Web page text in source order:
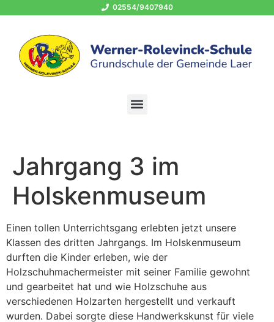
02554/9407940
Jahrgang 3 im
Holskenmuseum
Einen tollen Unterrichtsgang erlebten jetzt unsere
Klassen des dritten Jahrgangs. Im Holskenmuseum
durften die Kinder erleben, wie der
Holzschuhmachermeister mit seiner Familie gewohnt
und gearbeitet hat und wie Holzschuhe aus
verschiedenen Holzarten hergestellt und verkauft
wurden. Dabei sorgte diese Handwerkskunst für viele